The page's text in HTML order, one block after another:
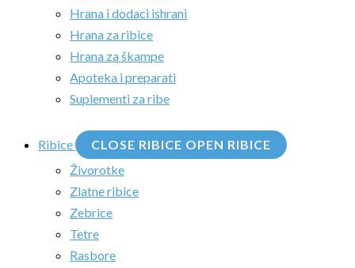
Hrana i dodaci ishrani
Hrana za ribice
Hrana za škampe
Apoteka i preparati
Suplementi za ribe
Ribice CLOSE RIBICE OPEN RIBICE
Živorotke
Zlatne ribice
Zebrice
Tetre
Rasbore